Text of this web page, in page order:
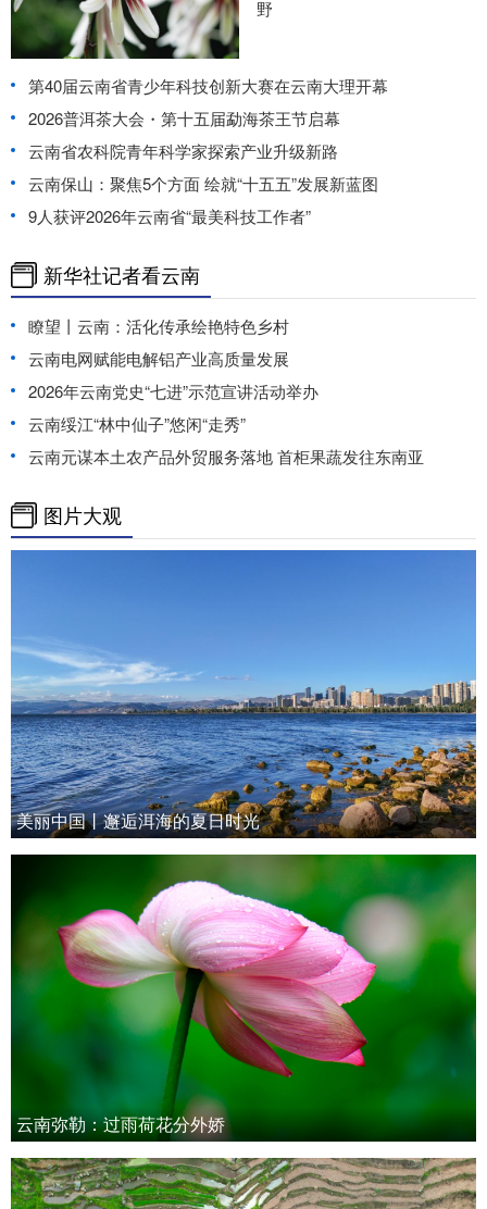
野
第40届云南省青少年科技创新大赛在云南大理开幕
2026普洱茶大会・第十五届勐海茶王节启幕
云南省农科院青年科学家探索产业升级新路
云南保山：聚焦5个方面 绘就“十五五”发展新蓝图
9人获评2026年云南省“最美科技工作者”
新华社记者看云南
瞭望丨云南：活化传承绘艳特色乡村
云南电网赋能电解铝产业高质量发展
2026年云南党史“七进”示范宣讲活动举办
云南绥江“林中仙子”悠闲“走秀”
云南元谋本土农产品外贸服务落地 首柜果蔬发往东南亚
图片大观
美丽中国丨邂逅洱海的夏日时光
云南弥勒：过雨荷花分外娇